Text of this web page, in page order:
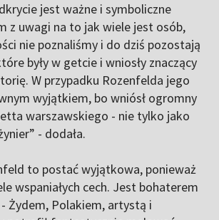
jest ważne i symboliczne
z uwagi na to jak wiele jest osób,
nie poznaliśmy i do dziś pozostają
były w getcie i wniosły znaczący
W przypadku Rozenfelda jego
wyjątkiem, bo wniósł ogromny
warszawskiego - nie tylko jako
- dodała.
to postać wyjątkowa, ponieważ
wspaniałych cech. Jest bohaterem
Żydem, Polakiem, artystą i